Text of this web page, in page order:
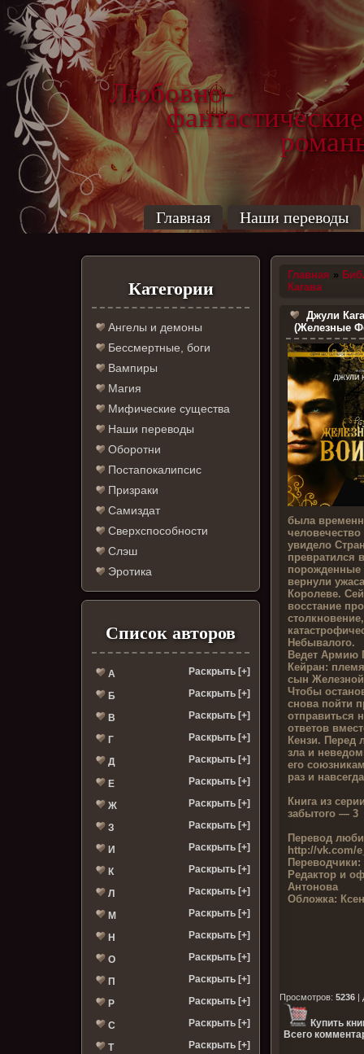
Любовно-
фантастические
Главная Наши переводы
Категории
Ангелы и демоны
Бессмертные, боги
Вампиры
Магия
Мифические существа
Наши переводы
Оборотни
Постапокалипсис
Призраки
Самиздат
Сверхспособности
Слэш
Эротика
Список авторов
А Раскрыть [+]
Б Раскрыть [+]
В Раскрыть [+]
Г Раскрыть [+]
Д Раскрыть [+]
Е Раскрыть [+]
Ж Раскрыть [+]
З Раскрыть [+]
И Раскрыть [+]
К Раскрыть [+]
Л Раскрыть [+]
М Раскрыть [+]
Н Раскрыть [+]
О Раскрыть [+]
П Раскрыть [+]
Р Раскрыть [+]
С Раскрыть [+]
Т Раскрыть [+]
Главная »
Кагава
Джули
(Железные
была
увидело
превратился
порожденные
вернули
Королеве.
восстание
Небывалого.
Ведет Армию
Кейран:
сын
Чтобы
снова пойти
отправиться
ответов
Кензи. Перед
зла и
его
раз и
Книга из
забытого — 3
Перевод
http://
Переводчики:
Редактор и
Антонова
Обложка:
Просмотров:5236 |
Купить
Всего